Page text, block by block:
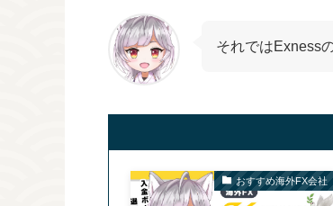
それではExness
おすすめ海外FX会社